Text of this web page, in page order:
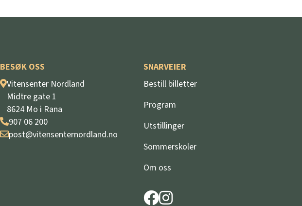
BESØK OSS
Vitensenter Nordland
Midtre gate 1
8624 Mo i Rana
907 06 200
post@vitensenternordland.no
SNARVEIER
Bestill billetter
Program
Utstillinger
Sommerskoler
Om oss